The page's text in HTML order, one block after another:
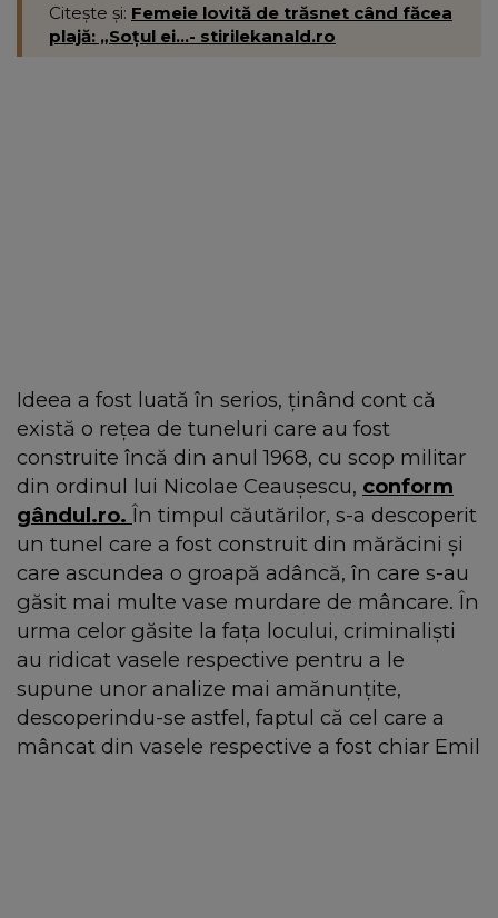
Citește și: Femeie lovită de trăsnet când făcea
plajă: „Soțul ei...- stirilekanald.ro
Ideea a fost luată în serios, ținând cont că
există o rețea de tuneluri care au fost
construite încă din anul 1968, cu scop militar
din ordinul lui Nicolae Ceaușescu, conform
gândul.ro. În timpul căutărilor, s-a descoperit
un tunel care a fost construit din mărăcini și
care ascundea o groapă adâncă, în care s-au
găsit mai multe vase murdare de mâncare. În
urma celor găsite la fața locului, criminaliști
au ridicat vasele respective pentru a le
supune unor analize mai amănunțite,
descoperindu-se astfel, faptul că cel care a
mâncat din vasele respective a fost chiar Emil